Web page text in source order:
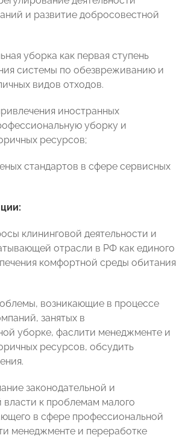
и развитие добросовестной
уборка как первая ступень
системы по обезвреживанию и
видов отходов.
иностранных
уборку и
ресурсов;
стандартов в сфере сервисных
клининговой деятельности и
отрасли в РФ как единого
комфортной среды обитания
возникающие в процессе
занятых в
уборке, фаслити менеджменте и
ресурсов, обсудить
законодательной и
власти к проблемам малого
в сфере профессиональной
менеджменте и переработке